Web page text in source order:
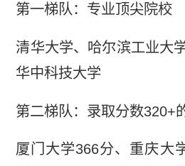
第一梯队：专业顶尖院校
清华大学、哈尔滨工业大
华中科技大学
第二梯队：录取分数320+
厦门大学366分、重庆大